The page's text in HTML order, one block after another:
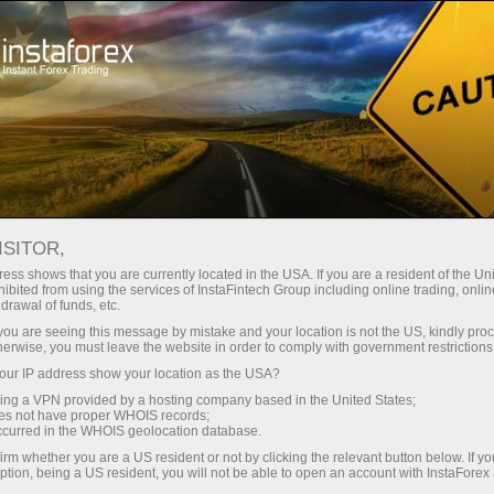
7 000 000 — un nombre porte-bonheur!
PLUS DE 7 000 000
TRADERS ONT CHOISI
INSTAFOREX!
Ouvrir un compte de trading
Ouvrir un compte de
shows that you are currently located in the USA. If you are a resident of the
from using the services of InstaFintech Group including online trading,
of funds, etc.
are seeing this message by mistake and your location is not the US, kindly
you must leave the website in order to comply with government
IP address show your location as the USA?
a VPN provided by a hosting company based in the United States;
not have proper WHOIS records;
in the WHOIS geolocation database.
whether you are a US resident or not by clicking the relevant button below. If
being a US resident, you will not be able to open an account with InstaForex